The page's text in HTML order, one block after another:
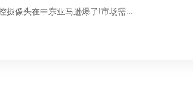
婴儿监控摄像头在中东亚马逊爆了!市场需求和痛点在哪?